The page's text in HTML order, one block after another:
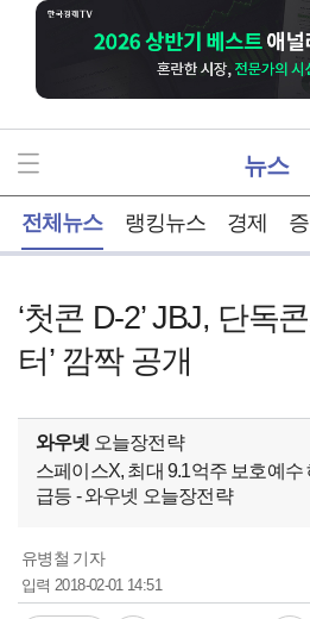
뉴스
전체뉴스 랭킹뉴스 경제
‘첫콘 D-2’ JBJ, 단독
터’ 깜짝 공개
와우넷 오늘장전략
스페이스X, 최대 9.1억주 보호예수
급등 - 와우넷 오늘장전략
유병철 기자
입력2018-02-01 14:51